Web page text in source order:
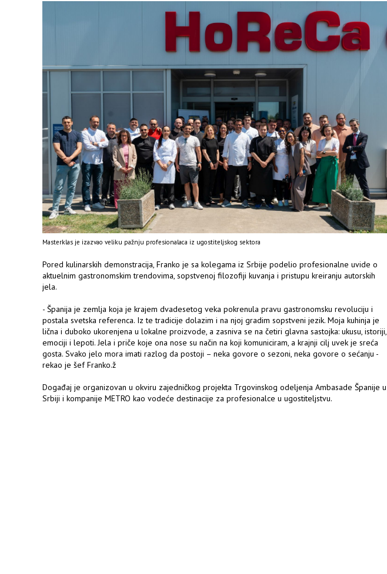
Masterklas je izazvao veliku pažnju profesionalaca iz ugostiteljskog sektora
Pored kulinarskih demonstracija, Franko je sa kolegama iz Srbije podelio profesionalne uvide o
aktuelnim gastronomskim trendovima, sopstvenoj filozofiji kuvanja i pristupu kreiranju autorskih
jela.
- Španija je zemlja koja je krajem dvadesetog veka pokrenula pravu gastronomsku revoluciju i
postala svetska referenca. Iz te tradicije dolazim i na njoj gradim sopstveni jezik. Moja kuhinja je
lična i duboko ukorenjena u lokalne proizvode, a zasniva se na četiri glavna sastojka: ukusu, istoriji,
emociji i lepoti. Jela i priče koje ona nose su način na koji komuniciram, a krajnji cilj uvek je sreća
gosta. Svako jelo mora imati razlog da postoji – neka govore o sezoni, neka govore o sećanju -
rekao je šef Franko.ž
Događaj je organizovan u okviru zajedničkog projekta Trgovinskog odeljenja Ambasade Španije u
Srbiji i kompanije METRO kao vodeće destinacije za profesionalce u ugostiteljstvu.